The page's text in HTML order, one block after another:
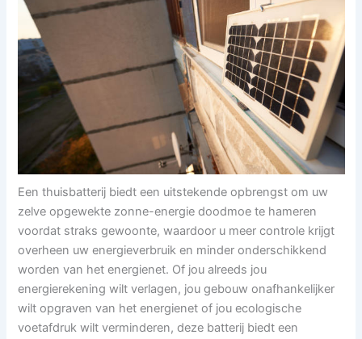
Een thuisbatterij biedt een uitstekende opbrengst om uw
zelve opgewekte zonne-energie doodmoe te hameren
voordat straks gewoonte, waardoor u meer controle krijgt
overheen uw energieverbruik en minder onderschikkend
worden van het energienet. Of jou alreeds jou
energierekening wilt verlagen, jou gebouw onafhankelijker
wilt opgraven van het energienet of jou ecologische
voetafdruk wilt verminderen, deze batterij biedt een